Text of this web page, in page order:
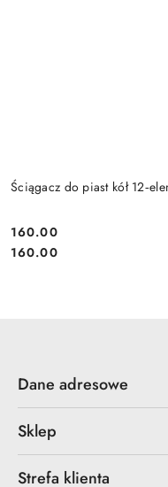
Ściągacz do piast kół
Cena:
160.00
Cena:
160.00
Dane adresowe
Sklep
Strefa klienta